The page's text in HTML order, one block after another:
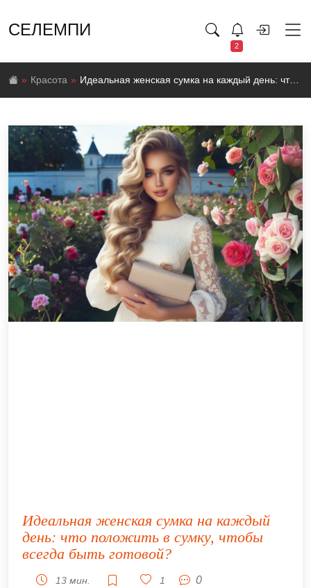
СЕЛЕМПИ
2
Красота Идеальная женская сумка на каждый день: что положить в сумку, чтобы всегда быть готовой?
Идеальная женская сумка на каждый
день: что положить в сумку, чтобы
всегда быть готовой?
13 мин. 1 0